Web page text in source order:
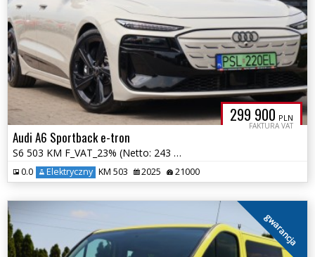
299 900 PLN
FAKTURA VAT
Audi A6 Sportback e-tron
S6 503 KM F_VAT_23% (Netto: 243 821) B&O Quattro Panorama Navi Kamera
0.0 Elektryczny KM 503 2025 21000
gwarancja